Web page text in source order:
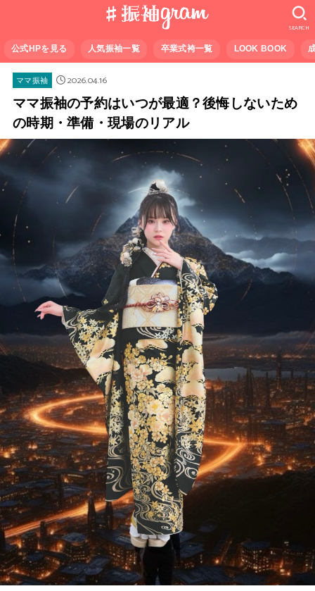
公式HPを見る 人気振袖一覧 卒業式袴一覧 LOOK BOOK
SEARCH
ママ振袖
2026.04.16
ママ振袖の予約はいつが最適？後悔しないため
の時期・準備・現場のリアル